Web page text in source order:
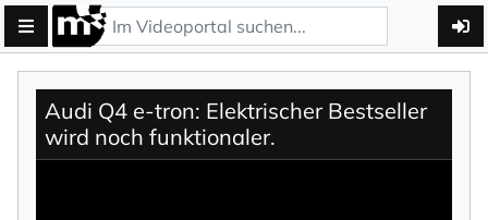
Audi Q4 e-tron: Elektrischer Bestseller
wird noch funktionaler.